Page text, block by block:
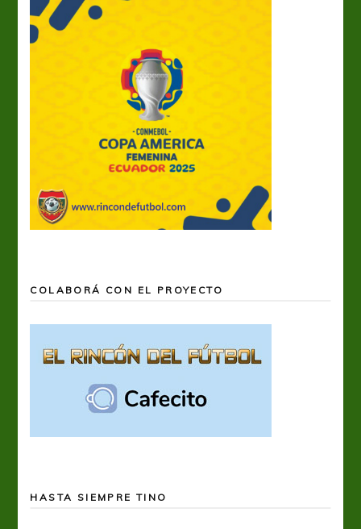
COLABORÁ CON EL PROYECTO
HASTA SIEMPRE TINO